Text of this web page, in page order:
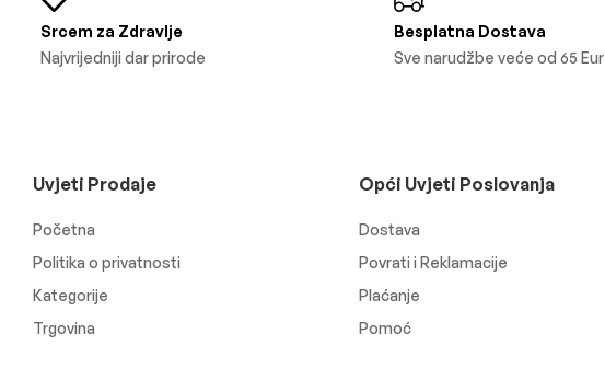
Srcem za Zdravlje
Najvrijedniji dar prirode
Besplatna Dostava
Sve narudžbe veće od 65 Eur
Uvjeti Prodaje
Početna
Politika o privatnosti
Kategorije
Trgovina
Opći Uvjeti Poslovanja
Dostava
Povrati i Reklamacije
Plaćanje
Pomoć